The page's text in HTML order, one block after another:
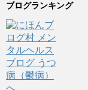
ブログランキング